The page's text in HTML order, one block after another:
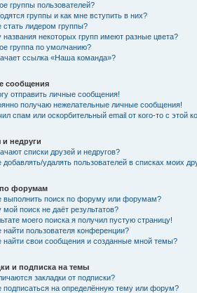
группы пользователей?
группы и как мне вступить в них?
стать лидером группы?
некоторых групп имеют разные цвета?
группа по умолчанию?
ссылка «Наша команда»?
сообщения
отправить личные сообщения!
получаю нежелательные личные сообщения!
спам или оскорбительный email от кого-то с этой
и недруги
списки друзей и недругов?
добавлять/удалять пользователей в списках моих
форумам
выполнить поиск по форуму или форумам?
поиск не даёт результатов?
моего поиска я получил пустую страницу!
найти пользователя конференции?
найти свои сообщения и созданные мной темы?
и подписка на темы
закладки от подписки?
подписаться на определённую тему или форум?